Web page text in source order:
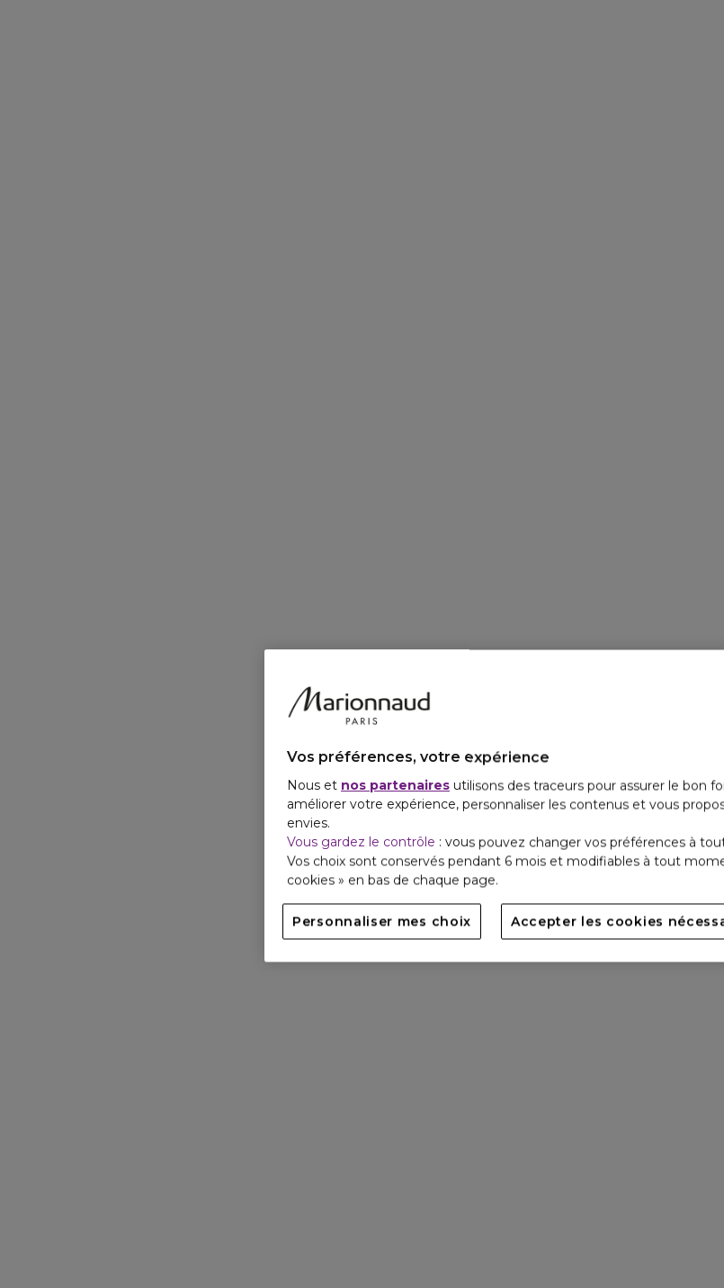
Vos préférences, votre expérience
Nous et nos partenaires utilisons des traceurs pour assurer le bon
améliorer votre expérience, personnaliser les contenus et vous
envies.
Vous gardez le contrôle : vous pouvez changer vos préférences à
Vos choix sont conservés pendant 6 mois et modifiables à tout
cookies » en bas de chaque page.
Personnaliser mes choix Accepter les cookies